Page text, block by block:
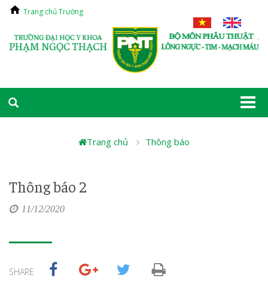
Trang chủ Trường
Trang chủ Thông báo
Thông báo 2
11/12/2020
SHARE